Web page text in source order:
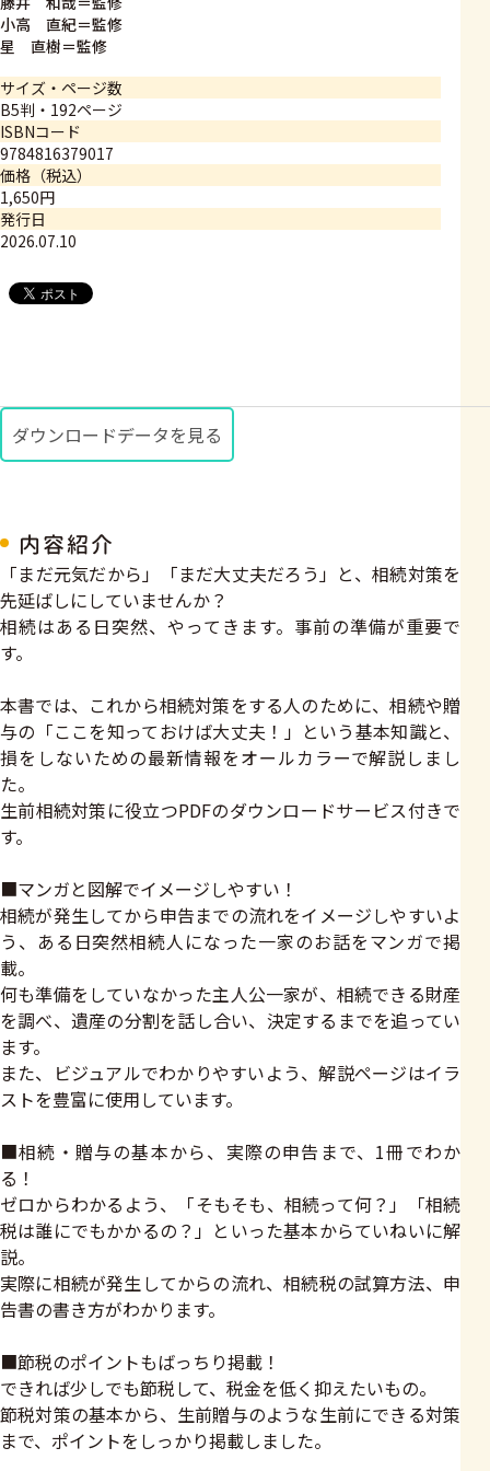
小高 直紀＝監修
星 直樹＝監修
サイズ・ページ数
B5判・192ページ
ISBNコード
9784816379017
価格（税込）
1,650円
発行日
2026.07.10
ダウンロードデータを見る
内容紹介
「まだ元気だから」「まだ大丈夫だろう」と、相続対策を
先延ばしにしていませんか？
相続はある日突然、やってきます。事前の準備が重要で
す。
本書では、これから相続対策をする人のために、相続や贈
与の「ここを知っておけば大丈夫！」という基本知識と、
損をしないための最新情報をオールカラーで解説しまし
た。
生前相続対策に役立つPDFのダウンロードサービス付きで
す。
■マンガと図解でイメージしやすい！
相続が発生してから申告までの流れをイメージしやすいよ
う、ある日突然相続人になった一家のお話をマンガで掲
載。
何も準備をしていなかった主人公一家が、相続できる財産
を調べ、遺産の分割を話し合い、決定するまでを追ってい
ます。
また、ビジュアルでわかりやすいよう、解説ページはイラ
ストを豊富に使用しています。
■相続・贈与の基本から、実際の申告まで、1冊でわか
る！
ゼロからわかるよう、「そもそも、相続って何？」「相続
税は誰にでもかかるの？」といった基本からていねいに解
説。
実際に相続が発生してからの流れ、相続税の試算方法、申
告書の書き方がわかります。
■節税のポイントもばっちり掲載！
できれば少しでも節税して、税金を低く抑えたいもの。
節税対策の基本から、生前贈与のような生前にできる対策
まで、ポイントをしっかり掲載しました。